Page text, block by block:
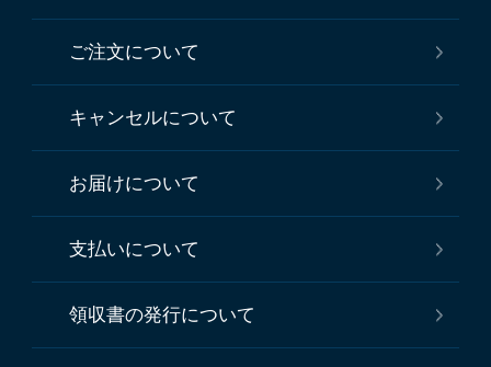
ご注文について
キャンセルについて
お届けについて
支払いについて
領収書の発行について